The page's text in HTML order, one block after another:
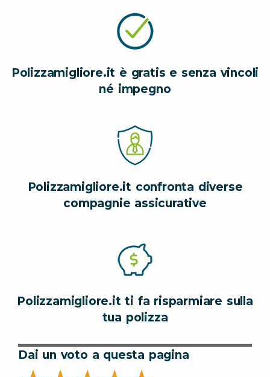
Polizzamigliore.it è gratis e senza vincoli
né impegno
Polizzamigliore.it confronta diverse
compagnie assicurative
Polizzamigliore.it ti fa risparmiare sulla
tua polizza
Dai un voto a questa pagina